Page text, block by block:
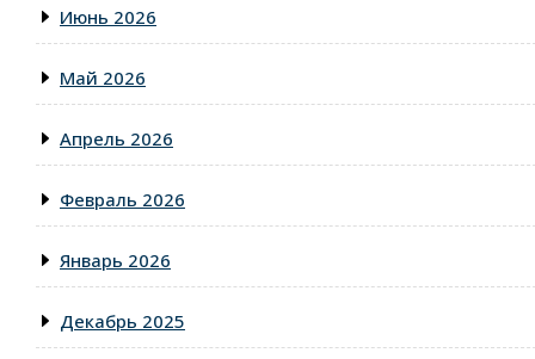
Июнь 2026
Май 2026
Апрель 2026
Февраль 2026
Январь 2026
Декабрь 2025